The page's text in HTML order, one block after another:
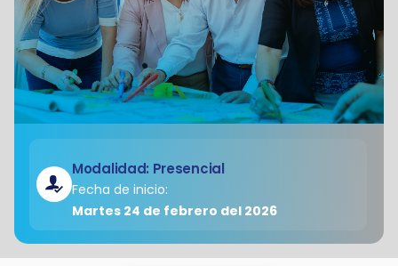
Modalidad: Presencial
Fecha de inicio:
Martes 24 de febrero del 2026